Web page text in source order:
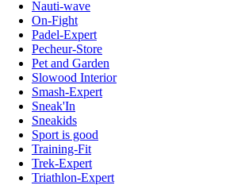
Nauti-wave
On-Fight
Padel-Expert
Pecheur-Store
Pet and Garden
Slowood Interior
Smash-Expert
Sneak'In
Sneakids
Sport is good
Training-Fit
Trek-Expert
Triathlon-Expert